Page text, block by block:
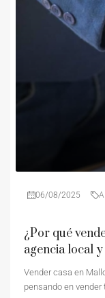
06/08/2025
¿Por qué
agencia local
Vender casa en
pensando en vender